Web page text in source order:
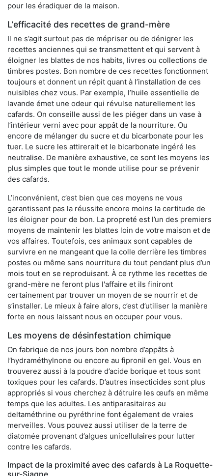
pour les éradiquer de la maison.
L’efficacité des recettes de grand-mère
Il ne s’agit surtout pas de mépriser ou de dénigrer les
recettes anciennes qui se transmettent et qui servent à
éloigner les blattes de nos habits, livres ou collections de
timbres postes. Bon nombre de ces recettes fonctionnent
toujours et donnent un répit quant à l’installation de ces
nuisibles chez vous. Par exemple, l’huile essentielle de
lavande émet une odeur qui révulse naturellement les
cafards. On conseille aussi de les piéger dans un vase à
l’intérieur verni avec pour appât de la nourriture. Ou
encore de mélanger du sucre et du bicarbonate pour les
tuer. Le sucre les attirerait et le bicarbonate ingéré les
neutralise. De manière exhaustive, ce sont les moyens les
plus simples que tout le monde utilise pour se prévenir
des cafards.
L’inconvénient, c’est bien que ces moyens ne vous
garantissent pas la réussite encore moins la certitude de
les éloigner pour de bon. La propreté est l’un des premiers
moyens de maintenir les blattes loin de votre maison et de
vos affaires. Toutefois, ces animaux sont capables de
survivre en ne mangeant que la colle derrière les timbres
postes ou même sans nourriture du tout pendant plus d’un
mois tout en se reproduisant. À ce rythme les recettes de
grand-mère ne feront plus l'affaire et ils finiront
certainement par trouver un moyen de se nourrir et de
s’installer. Le mieux à faire alors, c’est d’utiliser la manière
forte en nous laissant nous en occuper pour vous.
Les moyens de désinfestation chimique
On fabrique de nos jours bon nombre d’appâts à
l’hydraméthylnone ou encore au fipronil en gel. Vous en
trouverez aussi à la poudre d’acide borique et tous sont
toxiques pour les cafards. D’autres insecticides sont plus
appropriés si vous cherchez à détruire les œufs en même
temps que les adultes. Les antiparasitaires au
deltaméthrine ou pyréthrine font également de vraies
merveilles. Vous pouvez aussi utiliser de la terre de
diatomée provenant d’algues unicellulaires pour lutter
contre les cafards.
Impact de la proximité avec des cafards à La Roquette-
sur-Siagne